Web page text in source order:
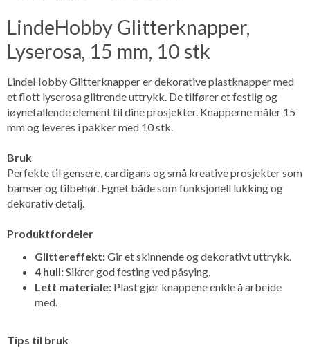
LindeHobby Glitterknapper,
Lyserosa, 15 mm, 10 stk
LindeHobby Glitterknapper er dekorative plastknapper med
et flott lyserosa glitrende uttrykk. De tilfører et festlig og
iøynefallende element til dine prosjekter. Knapperne måler 15
mm og leveres i pakker med 10 stk.
Bruk
Perfekte til gensere, cardigans og små kreative prosjekter som
bamser og tilbehør. Egnet både som funksjonell lukking og
dekorativ detalj.
Produktfordeler
Glittereffekt:Gir et skinnende og dekorativt uttrykk.
4 hull:Sikrer god festing ved påsying.
Lett materiale: Plast gjør knappene enkle å arbeide
med.
Tips til bruk